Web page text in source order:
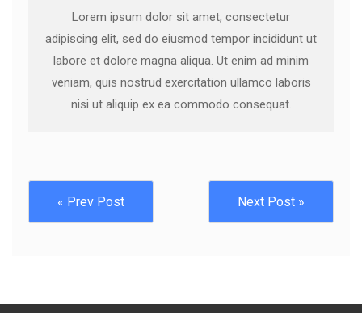
Lorem ipsum dolor sit amet, consectetur
adipiscing elit, sed do eiusmod tempor incididunt ut
labore et dolore magna aliqua. Ut enim ad minim
veniam, quis nostrud exercitation ullamco laboris
nisi ut aliquip ex ea commodo consequat.
« Prev Post Next Post »